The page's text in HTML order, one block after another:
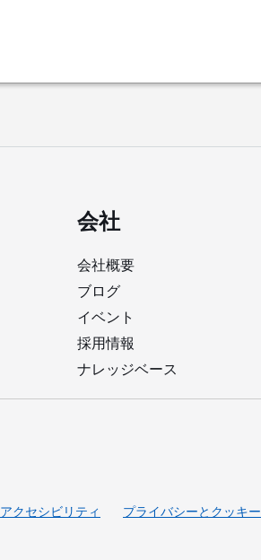
会社
会社概要
ブログ
イベント
採用情報
ナレッジベース
アクセシビリティ プライバシーとクッキー